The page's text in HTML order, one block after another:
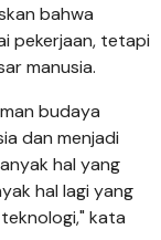
bahwa
pekerjaan, tetapi
manusia.
budaya
dan menjadi
hal yang
hal lagi yang
kata